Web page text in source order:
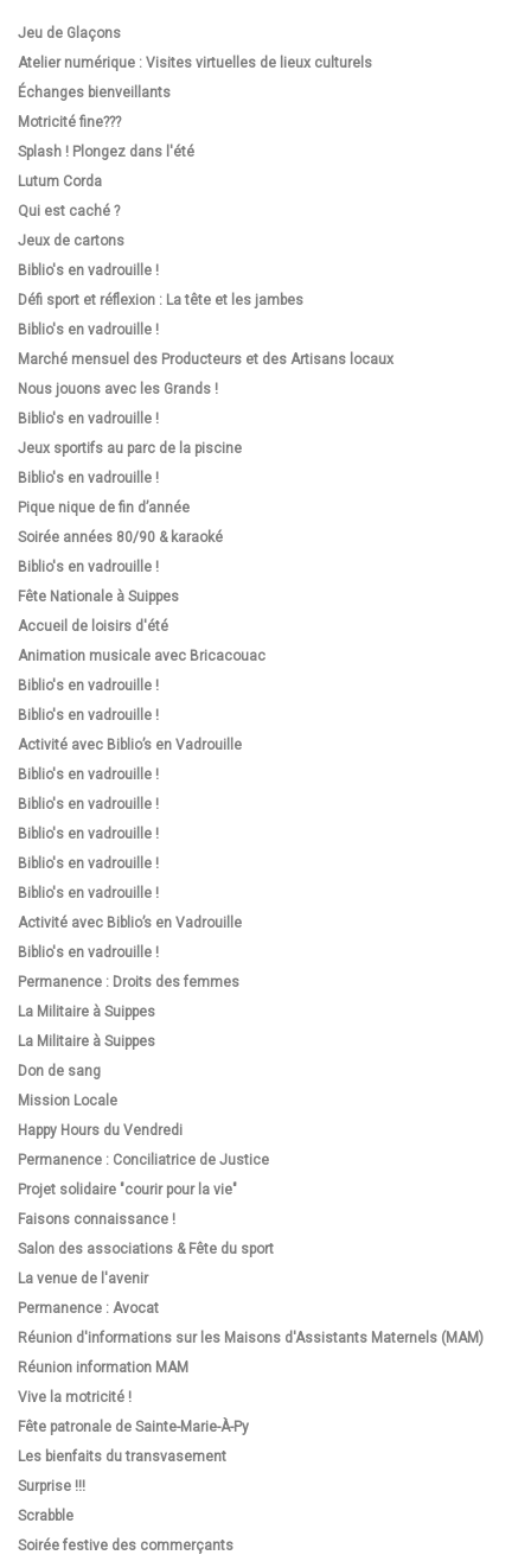
Jeu de Glaçons
Atelier numérique : Visites virtuelles de lieux culturels
Échanges bienveillants
Motricité fine???
Splash ! Plongez dans l'été
Lutum Corda
Qui est caché ?
Jeux de cartons
Biblio's en vadrouille !
Défi sport et réflexion : La tête et les jambes
Biblio's en vadrouille !
Marché mensuel des Producteurs et des Artisans locaux
Nous jouons avec les Grands !
Biblio's en vadrouille !
Jeux sportifs au parc de la piscine
Biblio's en vadrouille !
Pique nique de fin d’année
Soirée années 80/90 & karaoké
Biblio's en vadrouille !
Fête Nationale à Suippes
Accueil de loisirs d'été
Animation musicale avec Bricacouac
Biblio's en vadrouille !
Biblio's en vadrouille !
Activité avec Biblio’s en Vadrouille
Biblio's en vadrouille !
Biblio's en vadrouille !
Biblio's en vadrouille !
Biblio's en vadrouille !
Biblio's en vadrouille !
Activité avec Biblio’s en Vadrouille
Biblio's en vadrouille !
Permanence : Droits des femmes
La Militaire à Suippes
La Militaire à Suippes
Don de sang
Mission Locale
Happy Hours du Vendredi
Permanence : Conciliatrice de Justice
Projet solidaire "courir pour la vie"
Faisons connaissance !
Salon des associations & Fête du sport
La venue de l'avenir
Permanence : Avocat
Réunion d'informations sur les Maisons d'Assistants Maternels (MAM)
Réunion information MAM
Vive la motricité !
Fête patronale de Sainte-Marie-À-Py
Les bienfaits du transvasement
Surprise !!!
Scrabble
Soirée festive des commerçants